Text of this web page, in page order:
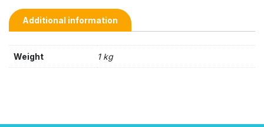
Additional information
Weight 1 kg